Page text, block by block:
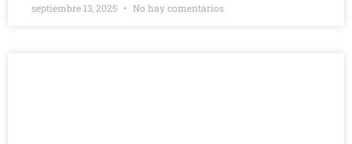
septiembre 13, 2025 No hay comentarios